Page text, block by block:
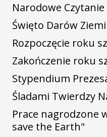
Narodowe
Święto Darów
Rozpoczęcie roku
Zakończenie roku
Stypendium
Śladami Twierdzy
Prace nagrodzone
save the Earth"